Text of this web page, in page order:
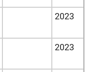
2023
2023